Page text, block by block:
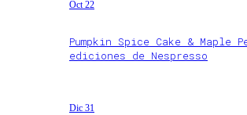
Oct 22
Pumpkin Spice Cake & Maple
ediciones de Nespresso
Dic 31